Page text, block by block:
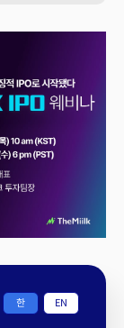
한 EN